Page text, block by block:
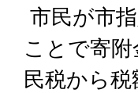
市民が市
ことで寄
民税から税